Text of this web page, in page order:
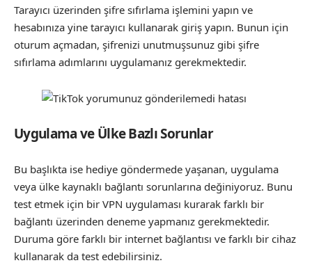
Tarayıcı üzerinden şifre sıfırlama işlemini yapın ve
hesabınıza yine tarayıcı kullanarak giriş yapın. Bunun için
oturum açmadan, şifrenizi unutmuşsunuz gibi şifre
sıfırlama adımlarını uygulamanız gerekmektedir.
Uygulama ve Ülke Bazlı Sorunlar
Bu başlıkta ise hediye göndermede yaşanan, uygulama
veya ülke kaynaklı bağlantı sorunlarına değiniyoruz. Bunu
test etmek için bir VPN uygulaması kurarak farklı bir
bağlantı üzerinden deneme yapmanız gerekmektedir.
Duruma göre farklı bir internet bağlantısı ve farklı bir cihaz
kullanarak da test edebilirsiniz.